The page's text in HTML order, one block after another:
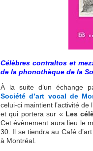
Célèbres contraltos et
de la phonothèque de la
À la suite d’un échange
Société d’art vocal de
celui-ci maintient l’activité de
et qui portera sur « Les
Cet évènement aura lieu le
30. Il se tiendra au Café
à Montréal.